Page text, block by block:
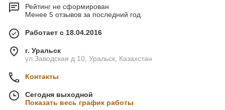
Рейтинг не сформирован
Менее 5 отзывов за последний год
Работает с 18.04.2016
г. Уральск
ул.Заводская д.10, Уральск, Казахстан
Контакты
Сегодня выходной
Показать весь график работы